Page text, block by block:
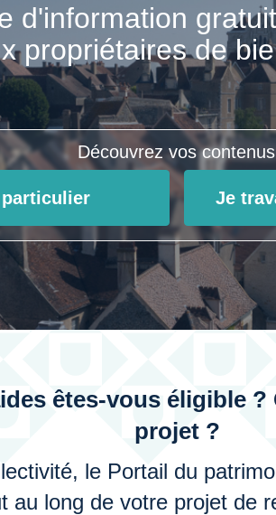
d'information
propriétaires de
Découvrez vos contenus
Je
êtes-vous éligible
projet ?
le Portail du
au long de votre projet de